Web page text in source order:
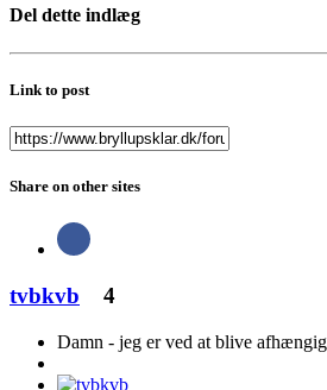
Del dette indlæg
Link to post
Share on other sites
tvbkvb 4
Damn - jeg er ved at blive